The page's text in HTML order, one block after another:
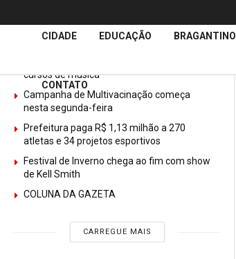
ÚltimasNotícias
cursos de música
Campanha de Multivacinação começa
nesta segunda-feira
Prefeitura paga R$ 1,13 milhão a 270
atletas e 34 projetos esportivos
Festival de Inverno chega ao fim com show
de Kell Smith
COLUNA DA GAZETA
CARREGUE MAIS
CIDADE EDUCAÇÃO BRAGANTINO
CONTATO